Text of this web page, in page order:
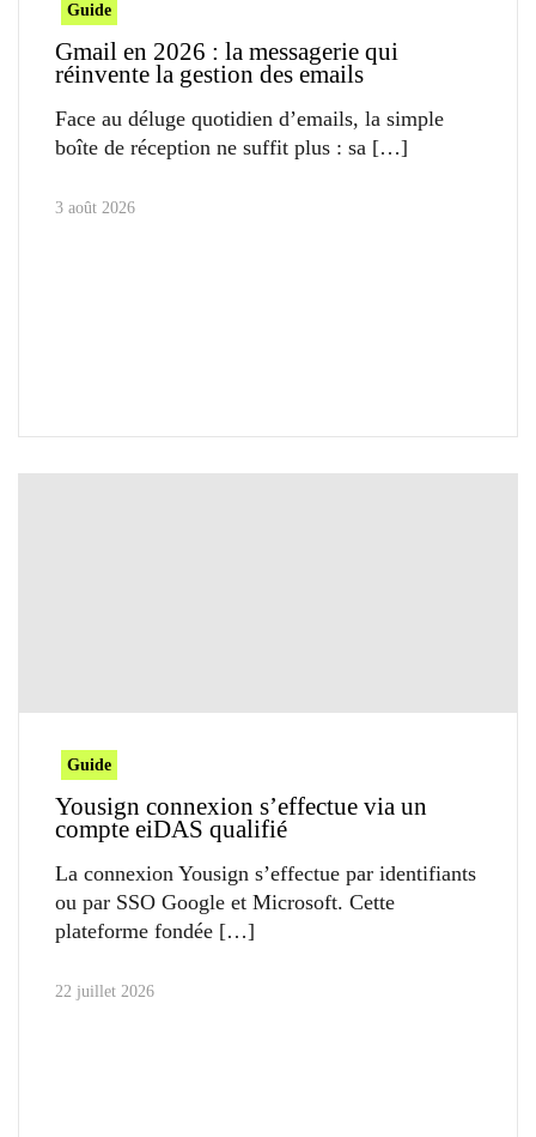
Guide
Gmail en 2026 : la messagerie qui
réinvente la gestion des emails
Face au déluge quotidien d’emails, la simple
boîte de réception ne suffit plus : sa
3 août 2026
Guide
Yousign connexion s’effectue via un
compte eiDAS qualifié
La connexion Yousign s’effectue par identifiants
ou par SSO Google et Microsoft. Cette
plateforme fondée
22 juillet 2026